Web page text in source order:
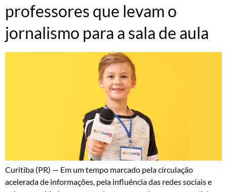
professores que levam o
jornalismo para a sala de aula
Curitiba (PR) — Em um tempo marcado pela circulação
acelerada de informações, pela influência das redes sociais e